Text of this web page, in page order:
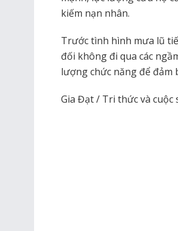
kiếm nạn nhân.
Trước tình hình mưa lũ
đối không đi qua các
lượng chức năng để đảm
Gia Đạt / Tri thức và cuộc